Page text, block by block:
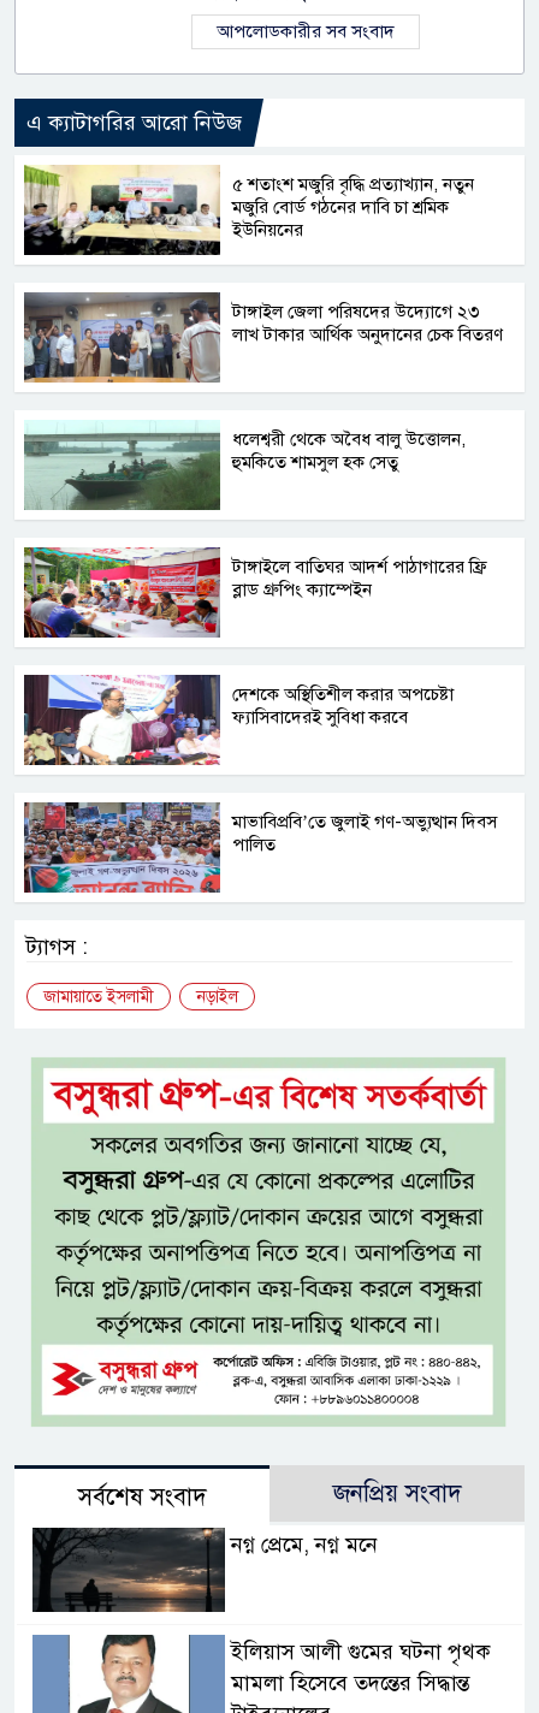
আপলোডকারীর সব সংবাদ
এ ক্যাটাগরির আরো নিউজ
৫ শতাংশ মজুরি বৃদ্ধি প্রত্যাখ্যান, নতুন
মজুরি বোর্ড গঠনের দাবি চা শ্রমিক
ইউনিয়নের
টাঙ্গাইল জেলা পরিষদের উদ্যোগে ২৩
লাখ টাকার আর্থিক অনুদানের চেক বিতরণ
ধলেশ্বরী থেকে অবৈধ বালু উত্তোলন,
হুমকিতে শামসুল হক সেতু
টাঙ্গাইলে বাতিঘর আদর্শ পাঠাগারের ফ্রি
ব্লাড গ্রুপিং ক্যাম্পেইন
দেশকে অস্থিতিশীল করার অপচেষ্টা
ফ্যাসিবাদেরই সুবিধা করবে
মাভাবিপ্রবি’তে জুলাই গণ-অভ্যুত্থান দিবস
পালিত
ট্যাগস :
জামায়াতে ইসলামী নড়াইল
সর্বশেষ সংবাদ জনপ্রিয় সংবাদ
নগ্ন প্রেমে, নগ্ন মনে
ইলিয়াস আলী গুমের ঘটনা পৃথক
মামলা হিসেবে তদন্তের সিদ্ধান্ত